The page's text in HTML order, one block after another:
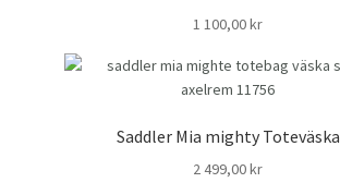
1 100,00kr
Saddler Mia mighty Toteväska
2 499,00kr